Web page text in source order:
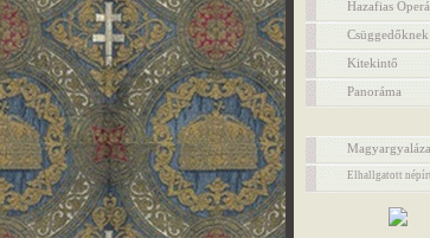
Hazafias
Csüggedőknek
Kitekintő
Panoráma
Elhallgatott